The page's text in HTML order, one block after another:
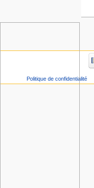
Politique de confidentialité